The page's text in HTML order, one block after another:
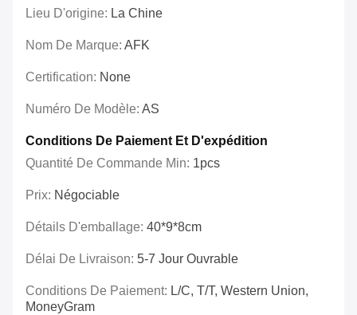
Lieu D'origine: La Chine
Nom De Marque: AFK
Certification: None
Numéro De Modèle: AS
Conditions De Paiement Et D'expédition
Quantité De Commande Min: 1pcs
Prix: Négociable
Détails D'emballage: 40*9*8cm
Délai De Livraison: 5-7 Jour Ouvrable
Conditions De Paiement: L/C, T/T, Western Union,
MoneyGram